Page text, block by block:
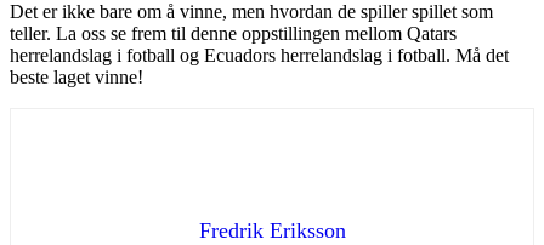
Det er ikke bare om å vinne, men hvordan de spiller spillet som
teller. La oss se frem til denne oppstillingen mellom Qatars
herrelandslag i fotball og Ecuadors herrelandslag i fotball. Må det
beste laget vinne!
Fredrik Eriksson